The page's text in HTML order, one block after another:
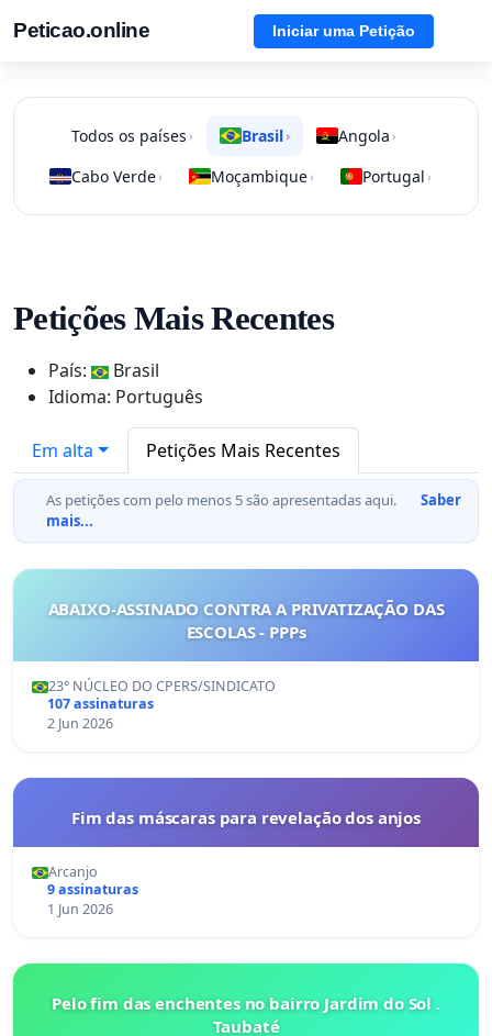
Peticao.online Iniciar uma Petição
Todos os países › Brasil› Angola ›
Cabo Verde› Moçambique› Portugal ›
Petições Mais Recentes
País:
Brasil
Idioma: Português
Em alta Petições Mais Recentes
As petições com pelo menos 5 são apresentadas aqui.
Saber
mais...
ABAIXO-ASSINADO CONTRA A PRIVATIZAÇÃO DAS
ESCOLAS - PPPs
23° NÚCLEO DO CPERS/SINDICATO
107 assinaturas
2 Jun 2026
Fim das máscaras para revelação dos anjos
Arcanjo
9 assinaturas
1 Jun 2026
Pelo fim das enchentes no bairro Jardim do Sol .
Taubaté